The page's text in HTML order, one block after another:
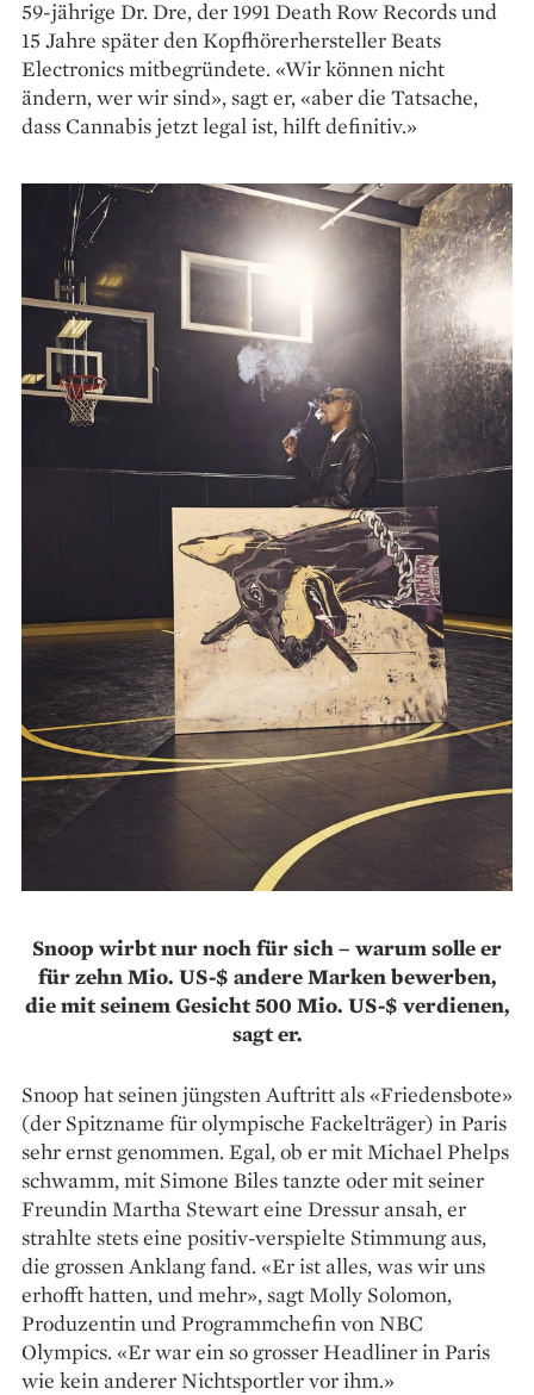
59-jährige Dr. Dre, der 1991 ­Death Row Records und
15 Jahre später den Kopfhörerhersteller Beats
Electronics mitbegründete. «Wir können nicht
ändern, wer wir sind», sagt er, «aber die Tatsache,
dass Cannabis jetzt legal ist, hilft definitiv.»
Snoop wirbt nur noch für sich – warum solle er
für zehn Mio. US-$ andere Marken bewerben,
die mit seinem Gesicht 500 Mio. US-$ verdienen,
sagt er.
Snoop hat seinen ­jüngsten ­Auftritt als «Friedensbote»
(der Spitzname für olympische Fackelträger) in Paris
sehr ernst genommen. Egal, ob er mit Michael Phelps
schwamm, mit Simone Biles tanzte oder mit seiner
Freundin Martha Stewart eine Dressur ansah, er
strahlte stets eine positiv-verspielte Stimmung aus,
die grossen Anklang fand. «Er ist alles, was wir uns
erhofft hatten, und mehr», sagt Molly Solomon,
Produzentin und Programmchefin von NBC
Olympics. «Er war ein so grosser Headliner in Paris
wie kein anderer Nichtsportler vor ihm.»